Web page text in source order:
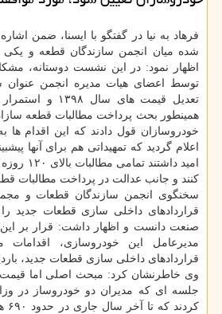
فرهاد به نیا در گفتگو با ایسنا، ضمن
شده میان انجمن سازندگان قطعه و یکی
اظهار نمود: در این نشست دوستانه،
توسط اعضای هیات مدیره انجمن
همینطور بحث پرداخت مطالبات قطعه
خودروسازان قول دادند که این اقدام
اعلام گردید که تمهیداتی هم برای آنها
امید
کنند و جانب عدالت در پرداخت مطالبات
سخنگوی انجمن سازندگان قطعات و
قراردادهای داخلی سازی قطعات جدید
صنعت دانست و اظهار داشت: قرار بر
مدیرعامل این خودروسازی،
قراردادهای داخلی سازی قطعات جدید،
وی خاطرنشان کرد: مبحث اصلی اما
جلسه ای که مدیران دو خودروساز در